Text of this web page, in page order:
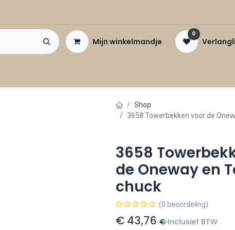
Mijn winkelmandje
0
Shop
3658 Towerbekken voor de
3658
de Oneway en
chuck
(0 beoordeling)
€ 43,76 € Inclusief BTW